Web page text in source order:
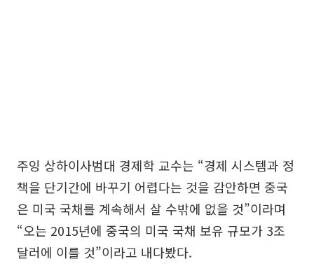
주잉 상하이사범대 경제학 교수는 “경제 시스템과 정
책을 단기간에 바꾸기 어렵다는 것을 감안하면 중국
은 미국 국채를 계속해서 살 수밖에 없을 것”이라며
“오는 2015년에 중국의 미국 국채 보유 규모가 3조
달러에 이를 것”이라고 내다봤다.